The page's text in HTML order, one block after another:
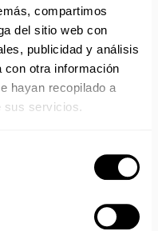
compartimos
del sitio web con
publicidad y análisis
con otra información
hayan recopilado a
sus servicios.
España excepto